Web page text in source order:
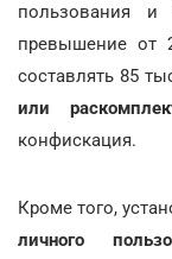
пользования и
превышение от
составлять 85
или
конфискация.
Кроме того,
личного